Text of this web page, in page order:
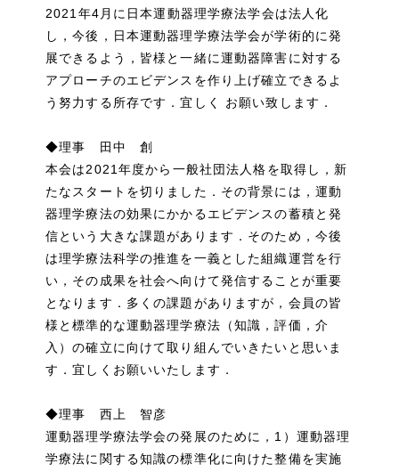
2021年4月に日本運動器理学療法学会は法人化
し，今後，日本運動器理学療法学会が学術的に発
展できるよう，皆様と一緒に運動器障害に対する
アプローチのエビデンスを作り上げ確立できるよ
う努力する所存です．宜しく お願い致します．
◆理事 田中 創
本会は2021年度から一般社団法人格を取得し，新
たなスタートを切りました．その背景には，運動
器理学療法の効果にかかるエビデンスの蓄積と発
信という大きな課題があります．そのため，今後
は理学療法科学の推進を一義とした組織運営を行
い，その成果を社会へ向けて発信することが重要
となります．多くの課題がありますが，会員の皆
様と標準的な運動器理学療法（知識，評価，介
入）の確立に向けて取り組んでいきたいと思いま
す．宜しくお願いいたします．
◆理事 西上 智彦
運動器理学療法学会の発展のために，1）運動器理
学療法に関する知識の標準化に向けた整備を実施